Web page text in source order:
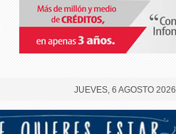
JUEVES, 6 AGOSTO 2026